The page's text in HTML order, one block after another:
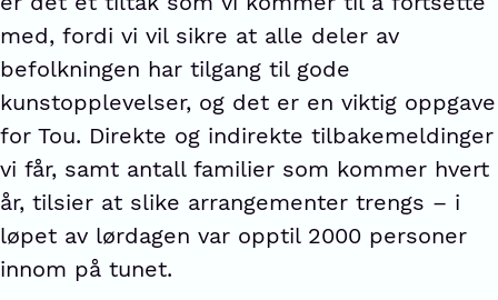
med, fordi vi vil sikre at alle deler av
befolkningen har tilgang til gode
kunstopplevelser, og det er en viktig oppgave
for Tou. Direkte og indirekte tilbakemeldinger
vi får, samt antall familier som kommer hvert
år, tilsier at slike arrangementer trengs – i
løpet av lørdagen var opptil 2000 personer
innom på tunet.